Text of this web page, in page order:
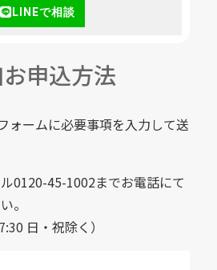
LINEで相談
申込方法
ォームに必要事項を入力して送
0120-45-1002までお電話にて
。
日・祝除く）